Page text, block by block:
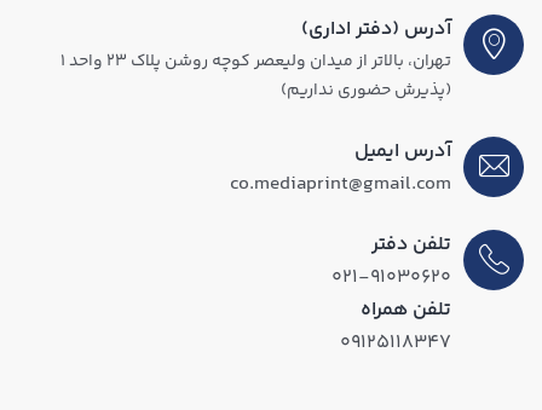
آدرس (دفتر اداری)
تهران، بالاتر از میدان ولیعصر کوچه روشن پلاک ۲۳ واحد ۱
(پذیرش حضوری نداریم)
آدرس ایمیل
co.mediaprint@gmail.com
تلفن دفتر
۰۲۱-۹۱۰۳۰۶۲۰
تلفن همراه
۰۹۱۲۵۱۱۸۳۴۷